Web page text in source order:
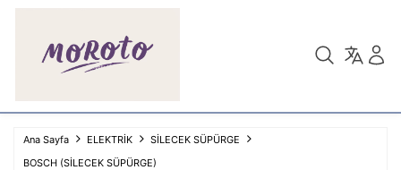
Ana Sayfa ELEKTRİK
SİLECEK SÜPÜRGE
BOSCH (SİLECEK SÜPÜRGE)